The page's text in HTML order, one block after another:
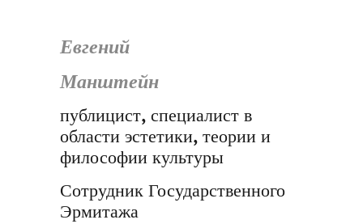
Евгений
Манштейн
публицист, специалист в
области эстетики, теории и
философии культуры
Сотрудник Государственного
Эрмитажа